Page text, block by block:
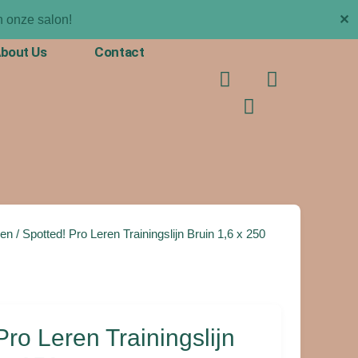
onze salon! ✕
Us Contact
F
I
i
k
/ Spotted! Pro Leren Trainingslijn Bruin 1,6 x 250
Leren Trainingslijn